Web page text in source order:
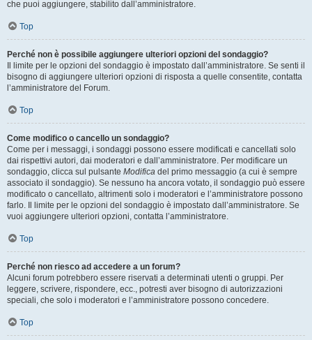
che puoi aggiungere, stabilito dall’amministratore.
Top
Perché non è possibile aggiungere ulteriori opzioni del sondaggio?
Il limite per le opzioni del sondaggio è impostato dall’amministratore. Se senti il
bisogno di aggiungere ulteriori opzioni di risposta a quelle consentite, contatta
l’amministratore del Forum.
Top
Come modifico o cancello un sondaggio?
Come per i messaggi, i sondaggi possono essere modificati e cancellati solo
dai rispettivi autori, dai moderatori e dall’amministratore. Per modificare un
sondaggio, clicca sul pulsante Modifica del primo messaggio (a cui è sempre
associato il sondaggio). Se nessuno ha ancora votato, il sondaggio può essere
modificato o cancellato, altrimenti solo i moderatori e l’amministratore possono
farlo. Il limite per le opzioni del sondaggio è impostato dall’amministratore. Se
vuoi aggiungere ulteriori opzioni, contatta l’amministratore.
Top
Perché non riesco ad accedere a un forum?
Alcuni forum potrebbero essere riservati a determinati utenti o gruppi. Per
leggere, scrivere, rispondere, ecc., potresti aver bisogno di autorizzazioni
speciali, che solo i moderatori e l’amministratore possono concedere.
Top